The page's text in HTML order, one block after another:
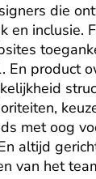
die
en inclusie.
En product
met oog
altijd
van het